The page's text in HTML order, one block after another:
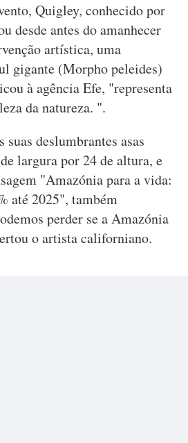
Quigley, conhecido por
desde antes do amanhecer
artística, uma
gigante (Morpho peleides)
à agência Efe, "representa
da natureza. ".
deslumbrantes asas
largura por 24 de altura, e
"Amazónia para a vida:
até 2025", também
perder se a Amazónia
o artista californiano.